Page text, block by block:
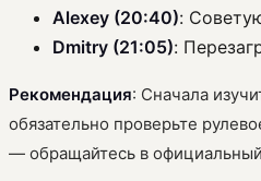
Alexey (20:40):
Dmitry (21:05):
Рекомендация: Сначала
обязательно проверьте
— обращайтесь в